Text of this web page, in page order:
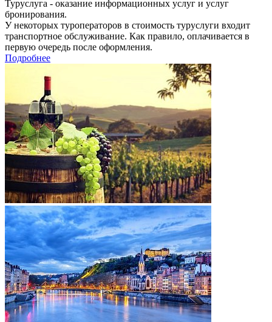
Туруслуга - оказание информационных услуг и услуг
бронирования.
У некоторых туроператоров в стоимость туруслуги входит
транспортное обслуживание. Как правило, оплачивается в
первую очередь после оформления.
Подробнее